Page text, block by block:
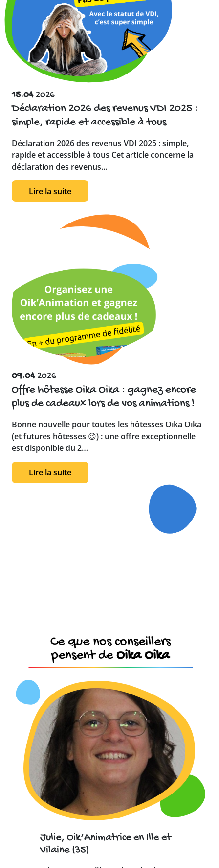
15.042026
Déclaration 2026 des revenus VDI 2025 :
simple, rapide et accessible à tous
Déclaration 2026 des revenus VDI 2025 : simple,
rapide et accessible à tous Cet article concerne la
déclaration des revenus…
Lire la suite
09.042026
Offre hôtesse Oika Oika : gagnez encore
plus de cadeaux lors de vos animations !
Bonne nouvelle pour toutes les hôtesses Oika Oika
(et futures hôtesses 😉) : une offre exceptionnelle
est disponible du 2…
Lire la suite
Ce que nos conseillers
pensent deOika Oika
Julie, Oik’Animatrice en Ille et
Vilaine (35)